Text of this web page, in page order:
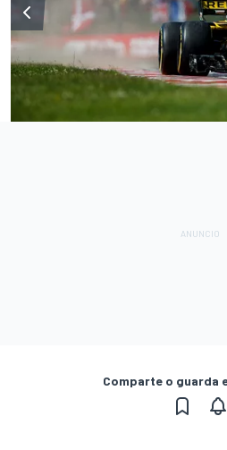
Comparte o guarda